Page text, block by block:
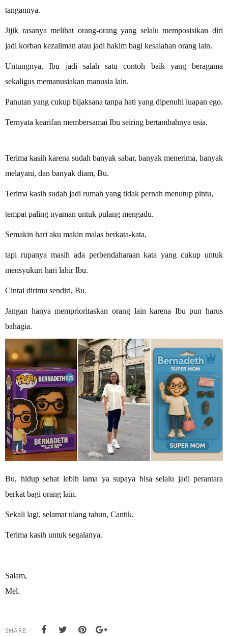
tangannya.
Jijik rasanya melihat orang-orang yang selalu memposisikan diri
jadi korban kezaliman atau jadi hakim bagi kesalahan orang lain.
Untungnya, Ibu jadi salah satu contoh baik yang beragama
sekaligus memanusiakan manusia lain.
Panutan yang cukup bijaksana tanpa hati yang dipenuhi luapan ego.
Ternyata kearifan membersamai Ibu seiring bertambahnya usia.
Terima kasih karena sudah banyak sabar, banyak menerima, banyak
melayani, dan banyak diam, Bu.
Terima kasih sudah jadi rumah yang tidak pernah menutup pintu,
tempat paling nyaman untuk pulang mengadu.
Semakin hari aku makin malas berkata-kata,
tapi rupanya masih ada perbendaharaan kata yang cukup untuk
mensyukuri hari lahir Ibu.
Cintai dirimu sendiri, Bu.
Jangan hanya memprioritaskan orang lain karena Ibu pun harus
bahagia.
Bu, hidup sehat lebih lama ya supaya bisa selalu jadi perantara
berkat bagi orang lain.
Sekali lagi, selamat ulang tahun, Cantik.
Terima kasih untuk segalanya.
Salam,
Mel.
SHARE: